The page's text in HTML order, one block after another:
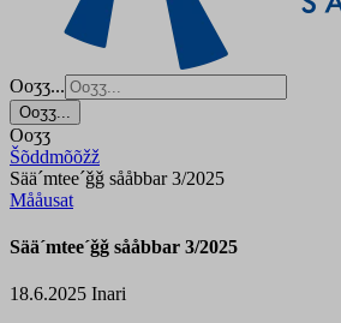
Ooʒʒ...
Ooʒʒ...
Ooʒʒ
Šõddmõõžž
Sää´mtee´ǧǧ sååbbar 3/2025
Mååusat
Sää´mtee´ǧǧ sååbbar 3/2025
18.6.2025 Inari